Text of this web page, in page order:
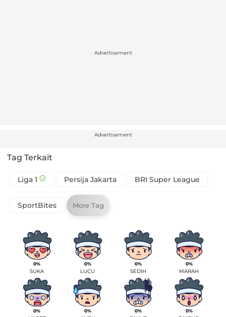
Advertisement
Advertisement
Tag Terkait
Liga 1 Persija Jakarta BRI Super League
SportBites More Tag
0%
SUKA
0%
LUCU
0%
SEDIH
0%
MARAH
0% 0% 0% 0%